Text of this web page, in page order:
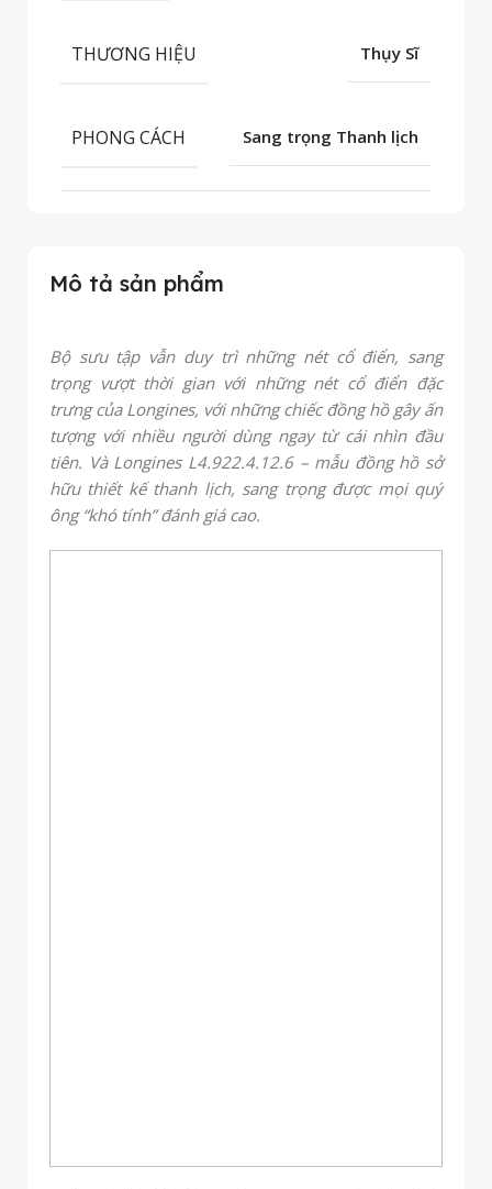
Mô tả sản phẩm
Bộ sưu tập vẫn duy trì những nét cổ điển, sang
trọng vượt thời gian với những nét cổ điển đặc
trưng của Longines, với những chiếc đồng hồ gây ấn
tượng với nhiều người dùng ngay từ cái nhìn đầu
tiên. Và Longines L4.922.4.12.6 – mẫu đồng hồ sở
hữu thiết kế thanh lịch, sang trọng được mọi quý
ông “khó tính” đánh giá cao.
THƯƠNG HIỆU Thụy Sĩ
PHONG CÁCH Sang trọng Thanh lịch